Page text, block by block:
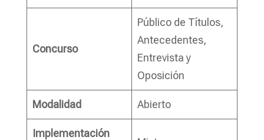
Concurso
Público de Títulos,
Antecedentes,
Entrevista y
Oposición
Modalidad Abierto
Implementación